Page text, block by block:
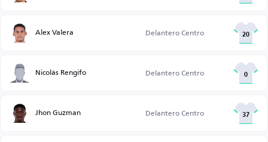
Alex Valera Delantero Centro 20
Nicolás Rengifo Delantero Centro 0
Jhon Guzman Delantero Centro 37